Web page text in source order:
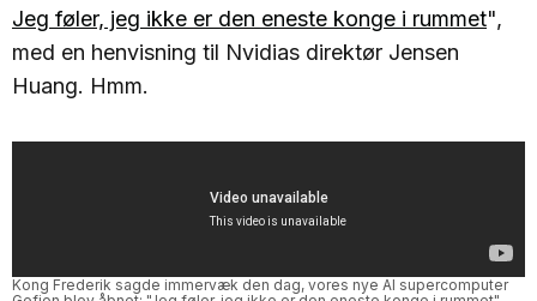
Jeg føler, jeg ikke er den eneste konge i rummet",
med en henvisning til Nvidias direktør Jensen
Huang. Hmm.
Kong Frederik sagde immervæk den dag, vores nye AI supercomputer